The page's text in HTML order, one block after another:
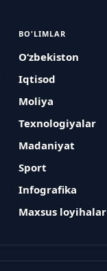
BO'LIMLAR
O‘zbekiston
Iqtisod
Moliya
Texnologiyalar
Madaniyat
Sport
Infografika
Maxsus loyihalar